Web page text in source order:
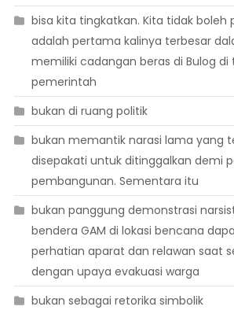
bisa kita tingkatkan. Kita tidak boleh
adalah pertama kalinya terbesar
memiliki cadangan beras di Bulog di
pemerintah
bukan di ruang politik
bukan memantik narasi lama yang
disepakati untuk ditinggalkan demi
pembangunan. Sementara itu
bukan panggung demonstrasi
bendera GAM di lokasi bencana
perhatian aparat dan relawan saat
dengan upaya evakuasi warga
bukan sebagai retorika simbolik